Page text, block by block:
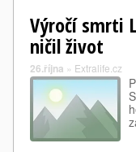
Výročí smrti
ničil život
26.října » Extralife.cz